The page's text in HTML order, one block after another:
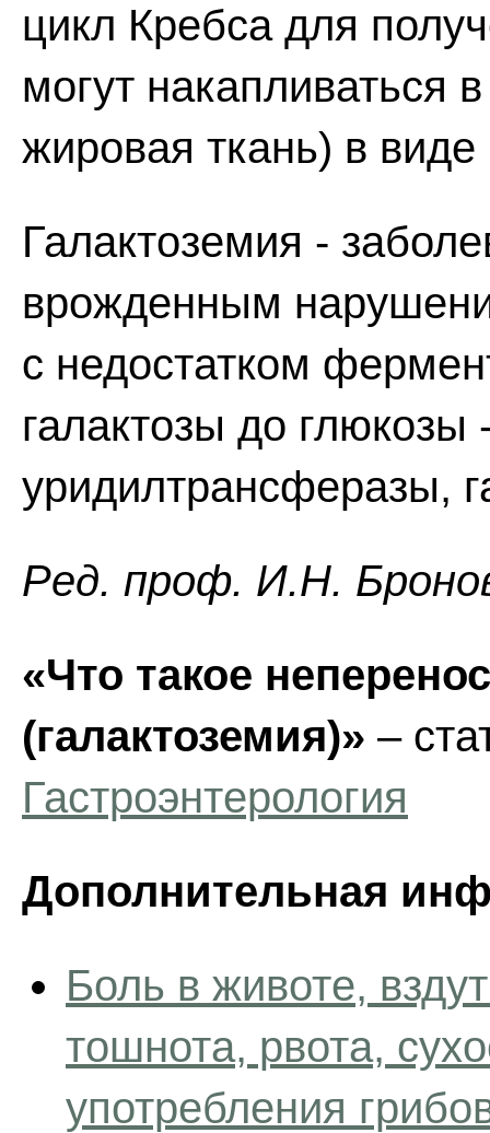
цикл Кребса для
могут
жировая ткань) в виде
Галактоземия -
врожденным
с недостатком
галактозы до
уридилтрансферазы,
Ред. проф. И.Н.
«Что такое
(галактоземия)» –
Гастроэнтерология
Дополнительная
Боль в животе,
тошнота, рвота,
употребления